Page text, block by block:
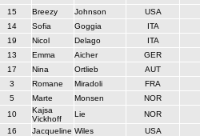
15 Breezy Johnson USA
14 Sofia Goggia ITA
19 Nicol Delago ITA
13 Emma Aicher GER
17 Nina Ortlieb AUT
3 Romane Miradoli FRA
5 Marte Monsen NOR
10
Kajsa
Vickhoff
Lie NOR
16 Jacqueline Wiles USA